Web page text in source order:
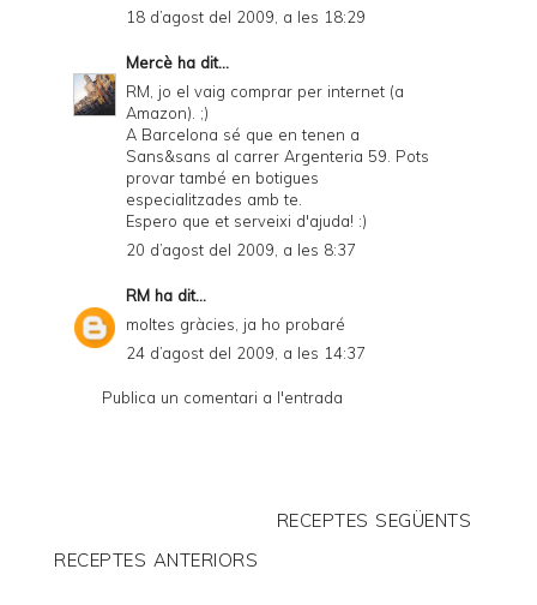
18 d’agost del 2009, a les 18:29
Mercè ha dit...
RM, jo el vaig comprar per internet (a
Amazon). ;)
A Barcelona sé que en tenen a
Sans&sans al carrer Argenteria 59. Pots
provar també en botigues
especialitzades amb te.
Espero que et serveixi d'ajuda! :)
20 d’agost del 2009, a les 8:37
RM ha dit...
moltes gràcies, ja ho probaré
24 d’agost del 2009, a les 14:37
Publica un comentari a l'entrada
RECEPTES SEGÜENTS
RECEPTES ANTERIORS